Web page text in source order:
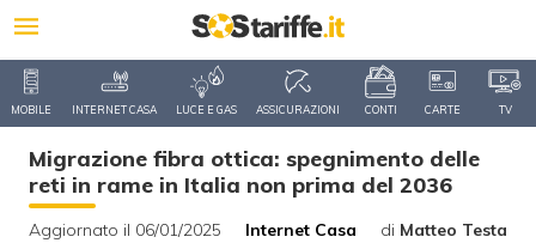
MOBILE INTERNET CASA LUCE E GAS ASSICURAZIONI CONTI CARTE TV
Migrazione fibra ottica: spegnimento delle
reti in rame in Italia non prima del 2036
Aggiornato il 06/01/2025 Internet Casa di Matteo Testa